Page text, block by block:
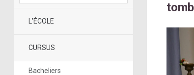
L’ÉCOLE
CURSUS
Bacheliers